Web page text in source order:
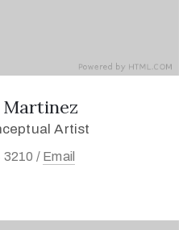
Artist
3210 / Email